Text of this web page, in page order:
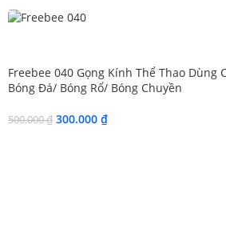
Freebee 040 Gọng Kính Thể Thao Dùng
Bóng Đá/ Bóng Rổ/ Bóng Chuyền
500.000₫ 300.000 ₫